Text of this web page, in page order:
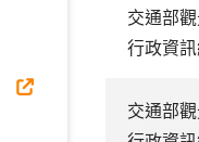
交通部
行政資
交通部